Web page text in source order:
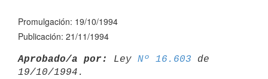
Promulgación: 19/10/1994
Publicación: 21/11/1994
Aprobado/a por: Ley Nº 16.603 de